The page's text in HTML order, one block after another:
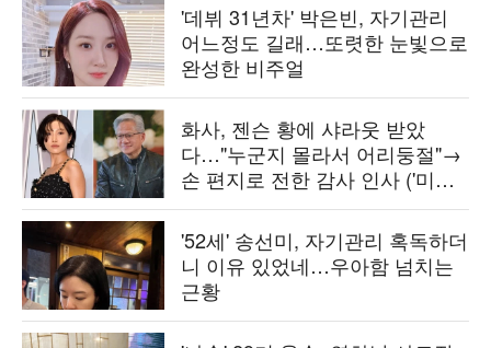
'데뷔 31년차' 박은빈, 자기관리
어느정도 길래…또렷한 눈빛으로
완성한 비주얼
화사, 젠슨 황에 샤라웃 받았
다…"누군지 몰라서 어리둥절"→
손 편지로 전한 감사 인사 ('미우
새')
'52세' 송선미, 자기관리 혹독하더
니 이유 있었네…우아함 넘치는
근황